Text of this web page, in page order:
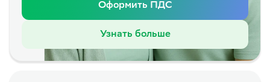
Оформить ПДС
Узнать больше